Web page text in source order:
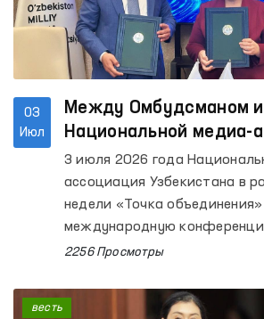
03
Июл
Между Омбудсманом и
Национальной медиа-
Узбекистана
о сотрудничестве
3 июля 2026 года
ассоциация Узбекистана в
недели «Точка
международную
слова и надежные медиа».
2256 Просмотры
весть